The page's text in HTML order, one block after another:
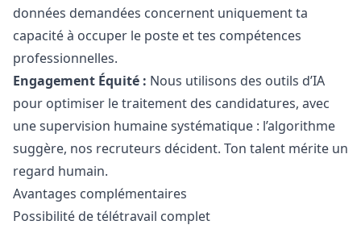
données demandées concernent uniquement ta
capacité à occuper le poste et tes compétences
professionnelles.
Engagement Équité : Nous utilisons des outils d’IA
pour optimiser le traitement des candidatures, avec
une supervision humaine systématique : l’algorithme
suggère, nos recruteurs décident. Ton talent mérite un
regard humain.
Avantages complémentaires
Possibilité de télétravail complet